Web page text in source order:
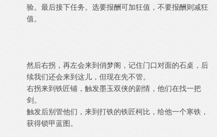
验。最后接下任务。选要报酬可加狂值，不要报酬则减狂
值。
然后右拐，再左会来到俏梦阁，记住门口对面的石桌，后
续我们还会来到这儿，但现在先不管。
右拐来到铁匠铺，触发墨玉双侠的剧情，他们在找一把
剑。
触发后别管他们，来到打铁的铁匠柯比，给他一个寒铁，
获得锁甲蓝图。